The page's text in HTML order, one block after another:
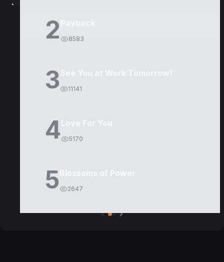
2 8583
3 11141
4 5170
5 2647